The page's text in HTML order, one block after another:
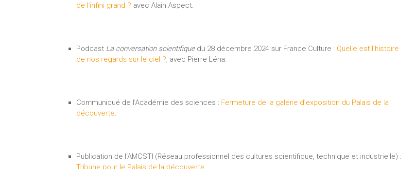
de l’infini grand ? avec Alain Aspect.
Podcast La conversation scientifiquedu 28 décembre 2024 sur France Culture : Quelle est l’histoire
de nos regards sur le ciel ?, avec Pierre Léna.
Communiqué de l’Académie des sciences : Fermeture de la galerie d’exposition du Palais de la
découverte.
Publication de l’AMCSTI (Réseau professionnel des cultures scientifique, technique et industrielle) :
Tribune pour le Palais de la découverte.